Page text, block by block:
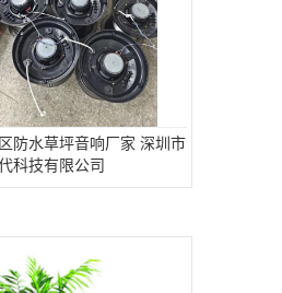
防水草坪音响厂家 深圳市
科技有限公司